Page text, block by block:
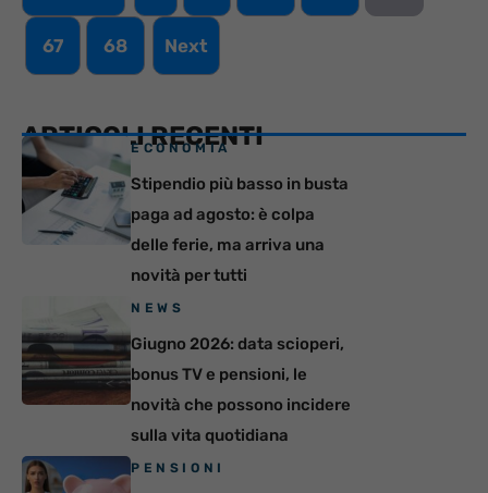
67 68 Next
ARTICOLI RECENTI
ECONOMIA
Stipendio più basso in busta
paga ad agosto: è colpa
delle ferie, ma arriva una
novità per tutti
NEWS
Giugno 2026: data scioperi,
bonus TV e pensioni, le
novità che possono incidere
sulla vita quotidiana
PENSIONI